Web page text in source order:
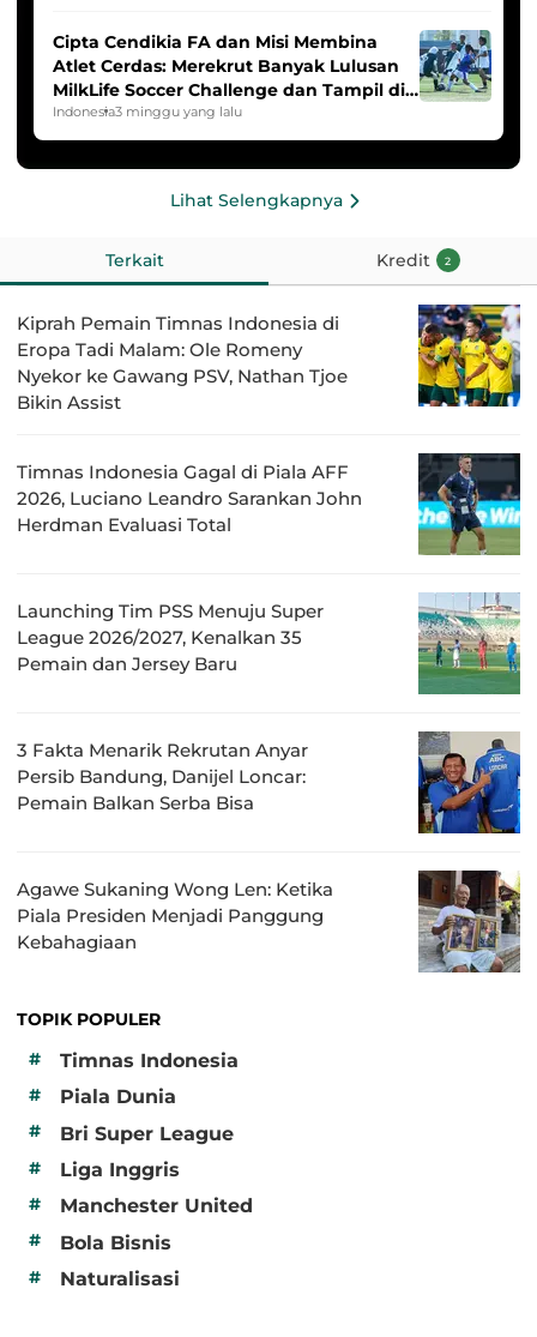
Cipta Cendikia FA dan Misi Membina
Atlet Cerdas: Merekrut Banyak Lulusan
MilkLife Soccer Challenge dan Tampil di
HYDROPLUS Soccer League
Indonesia3 minggu yang lalu
Lihat Selengkapnya
Terkait Kredit 2
Kiprah Pemain Timnas Indonesia di
Eropa Tadi Malam: Ole Romeny
Nyekor ke Gawang PSV, Nathan Tjoe
Bikin Assist
Timnas Indonesia Gagal di Piala AFF
2026, Luciano Leandro Sarankan John
Herdman Evaluasi Total
Launching Tim PSS Menuju Super
League 2026/2027, Kenalkan 35
Pemain dan Jersey Baru
3 Fakta Menarik Rekrutan Anyar
Persib Bandung, Danijel Loncar:
Pemain Balkan Serba Bisa
Agawe Sukaning Wong Len: Ketika
Piala Presiden Menjadi Panggung
Kebahagiaan
TOPIK POPULER
#
Timnas Indonesia
# Piala Dunia
# Bri Super League
# Liga Inggris
# Manchester United
# Bola Bisnis
# Naturalisasi